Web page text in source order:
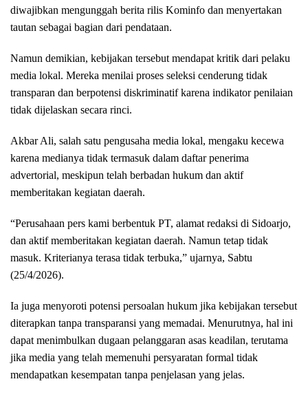
diwajibkan mengunggah berita rilis Kominfo dan menyertakan
tautan sebagai bagian dari pendataan.
Namun demikian, kebijakan tersebut mendapat kritik dari pelaku
media lokal. Mereka menilai proses seleksi cenderung tidak
transparan dan berpotensi diskriminatif karena indikator penilaian
tidak dijelaskan secara rinci.
Akbar Ali, salah satu pengusaha media lokal, mengaku kecewa
karena medianya tidak termasuk dalam daftar penerima
advertorial, meskipun telah berbadan hukum dan aktif
memberitakan kegiatan daerah.
“Perusahaan pers kami berbentuk PT, alamat redaksi di Sidoarjo,
dan aktif memberitakan kegiatan daerah. Namun tetap tidak
masuk. Kriterianya terasa tidak terbuka,” ujarnya, Sabtu
(25/4/2026).
Ia juga menyoroti potensi persoalan hukum jika kebijakan tersebut
diterapkan tanpa transparansi yang memadai. Menurutnya, hal ini
dapat menimbulkan dugaan pelanggaran asas keadilan, terutama
jika media yang telah memenuhi persyaratan formal tidak
mendapatkan kesempatan tanpa penjelasan yang jelas.